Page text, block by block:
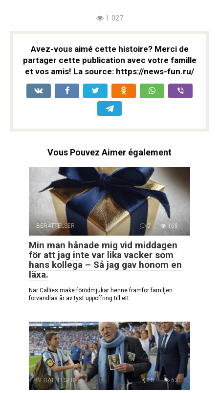
1 027
Avez-vous aimé cette histoire? Merci de
partager cette publication avec votre famille
et vos amis! La source: https://news-fun.ru/
Vous Pouvez Aimer également
BERÄTTELSER 0 168
Min man hånade mig vid middagen
för att jag inte var lika vacker som
hans kollega – Så jag gav honom en
läxa.
När Callies make förödmjukar henne framför familjen
förvandlas år av tyst uppoffring till ett
BERÄTTELSER 0 63